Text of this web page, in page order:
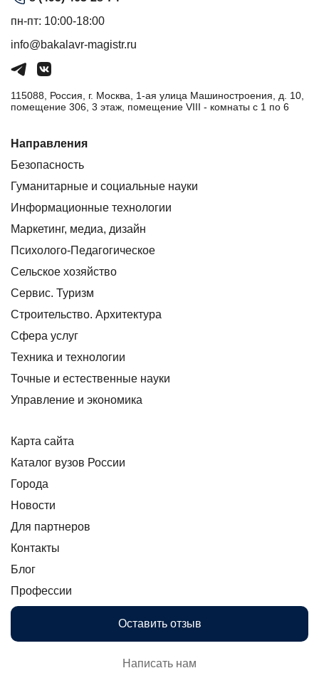
пн-пт: 10:00-18:00
info@bakalavr-magistr.ru
115088, Россия, г. Москва, 1-ая улица Машиностроения, д. 10,
помещение 306, 3 этаж, помещение VIII - комнаты с 1 по 6
Направления
Безопасность
Гуманитарные и социальные науки
Информационные технологии
Маркетинг, медиа, дизайн
Психолого-Педагогическое
Сельское хозяйство
Сервис. Туризм
Строительство. Архитектура
Сфера услуг
Техника и технологии
Точные и естественные науки
Управление и экономика
Карта сайта
Каталог вузов России
Города
Новости
Для партнеров
Контакты
Блог
Профессии
Оставить отзыв
Написать нам